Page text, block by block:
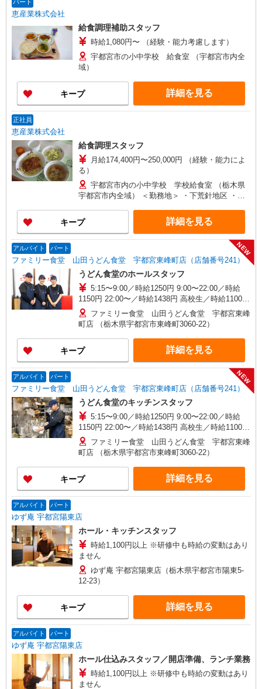
パート
恵産業株式会社
給食調理補助スタッフ
時給1,080円〜 （経験・能力考慮します）
宇都宮市の小中学校 給食室 （宇都宮市内全
域）
キープ 詳細を見る
正社員
恵産業株式会社
給食調理スタッフ
月給174,400円〜250,000円 （経験・能力によ
る）
宇都宮市内の小中学校 学校給食室 （栃木県
宇都宮市内全域） ＜勤務地＞ ・下荒針地区 ・陽
キープ 詳細を見る
アルバイト パート
ファミリー食堂 山田うどん食堂 宇都宮東峰町店（店舗番号241）
NEW
うどん食堂のホールスタッフ
5:15〜9:00／時給1250円 9:00〜22:00／時給
1150円 22:00〜／時給1438円 高校生／時給1100円
日・祝日は時給50円アップ！（9時〜22時）
ファミリー食堂 山田うどん食堂 宇都宮東峰
町店 （栃木県宇都宮市東峰町3060-22）
キープ 詳細を見る
アルバイト パート
ファミリー食堂 山田うどん食堂 宇都宮東峰町店（店舗番号241）
NEW
うどん食堂のキッチンスタッフ
5:15〜9:00／時給1250円 9:00〜22:00／時給
1150円 22:00〜／時給1438円 高校生／時給1100円
日・祝日は時給50円アップ！（9時〜22時）
ファミリー食堂 山田うどん食堂 宇都宮東峰
町店 （栃木県宇都宮市東峰町3060-22）
キープ 詳細を見る
アルバイト パート
ゆず庵 宇都宮陽東店
ホール・キッチンスタッフ
時給1,100円以上 ※研修中も時給の変動はあり
ません
ゆず庵 宇都宮陽東店（栃木県宇都宮市陽東5-
12-23）
キープ 詳細を見る
アルバイト パート
ゆず庵 宇都宮陽東店
ホール仕込みスタッフ／開店準備、ランチ業務
時給1,100円以上 ※研修中も時給の変動はあり
ません